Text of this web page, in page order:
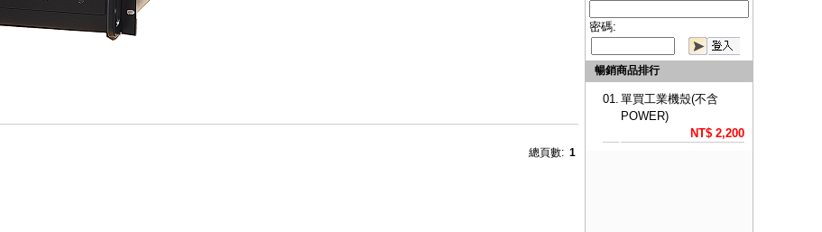
總頁數: 1
密碼:
暢銷商品排行
01. 單買工業機殼(不含
POWER)
NT$ 2,200